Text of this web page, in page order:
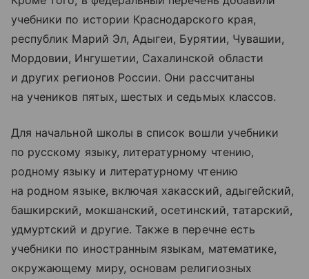
учебники по истории Краснодарского края,
республик Марий Эл, Адыгеи, Бурятии, Чувашии,
Мордовии, Ингушетии, Сахалинской области
и других регионов России. Они рассчитаны
на учеников пятых, шестых и седьмых классов.
Для начальной школы в список вошли учебники
по русскому языку, литературному чтению,
родному языку и литературному чтению
на родном языке, включая хакасский, адыгейский,
башкирский, мокшанский, осетинский, татарский,
удмуртский и другие. Также в перечне есть
учебники по иностранным языкам, математике,
окружающему миру, основам религиозных